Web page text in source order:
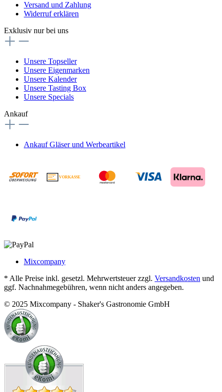
Versand und Zahlung
Widerruf erklären
Exklusiv nur bei uns
Unsere Topseller
Unsere Eigenmarken
Unsere Kalender
Unsere Tasting Box
Unsere Specials
Ankauf
Ankauf Gläser und Werbeartikel
VORKASSE
Mixcompany
* Alle Preise inkl. gesetzl. Mehrwertsteuer zzgl. Versandkosten und
ggf. Nachnahmegebühren, wenn nicht anders angegeben.
© 2025 Mixcompany - Shaker's Gastronomie GmbH